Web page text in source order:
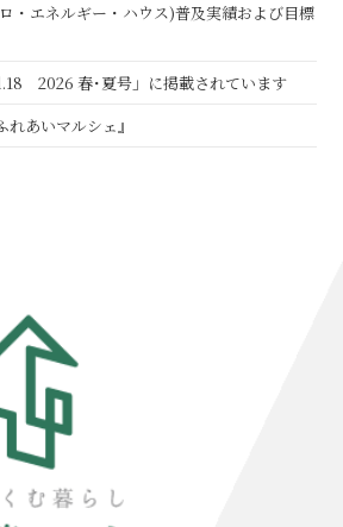
・エネルギー・ハウス)普及実績および目標
2026 春･夏号」に掲載されています
あいマルシェ』